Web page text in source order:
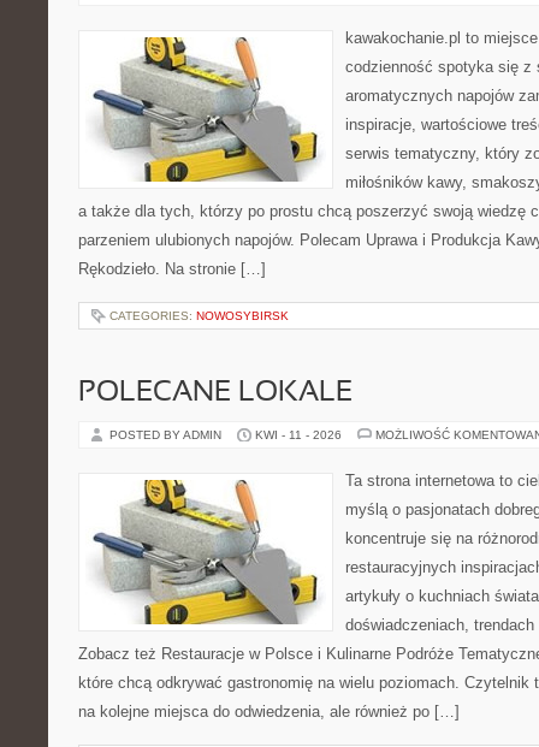
kawakochanie.pl to
codzienność spotyka się z
aromatycznych napojów
inspiracje, wartościowe
serwis tematyczny, który
miłośników kawy,
a także dla tych, którzy po prostu chcą poszerzyć swoją wiedzę
parzeniem ulubionych napojów. Polecam Uprawa i Produkcja
Rękodzieło. Na stronie […]
CATEGORIES: NOWOSYBIRSK
POLECANE LOKALE
POSTED BY ADMIN KWI - 11 - 2026 MOŻLIWOŚĆ
Ta strona internetowa to
myślą o pasjonatach
koncentruje się na
restauracyjnych
artykuły o kuchniach
doświadczeniach,
Zobacz też Restauracje w Polsce i Kulinarne Podróże
które chcą odkrywać gastronomię na wielu poziomach. Czytelnik
na kolejne miejsca do odwiedzenia, ale również po […]